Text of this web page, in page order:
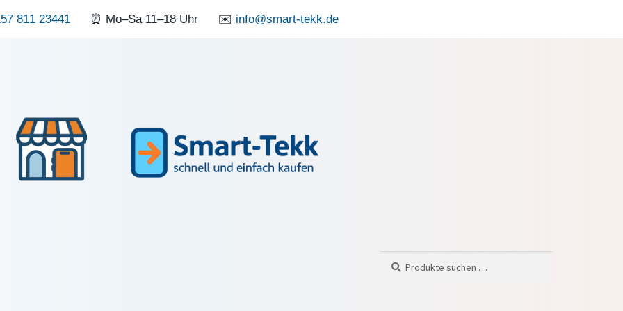
811 23441 ⏰ Mo–Sa 11–18 Uhr ✉️ info@smart-tekk.de
nach: